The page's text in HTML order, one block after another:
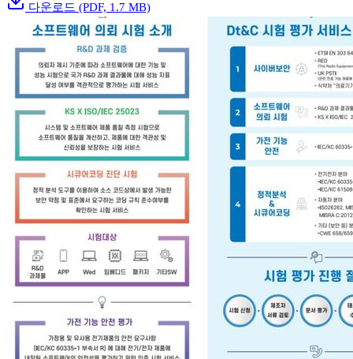
다운로드 (PDF, 1.7 MB)